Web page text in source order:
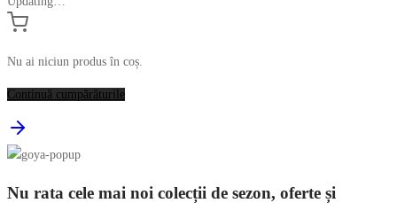
Nu ai niciun produs în coș.
Continuă cumpărăturile
Nu rata cele mai noi colecții de sezon, oferte și